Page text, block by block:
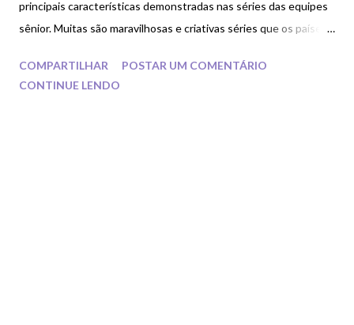
principais características demonstradas nas séries das equipes
sênior. Muitas são maravilhosas e criativas séries que os países
COMPARTILHAR
POSTAR UM COMENTÁRIO
CONTINUE LENDO